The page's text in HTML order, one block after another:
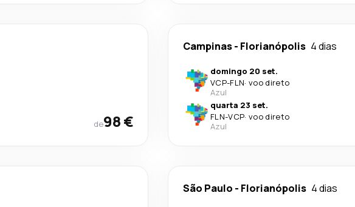
de98 €
Campinas- Florianópolis 4 dias
domingo 20 set.
VCP-FLN· voo direto
Azul
quarta 23 set.
FLN-VCP· voo direto
Azul
São Paulo - Florianópolis 4 dias